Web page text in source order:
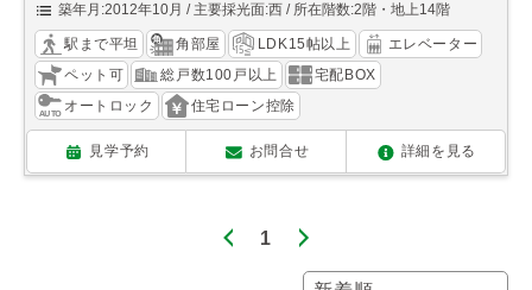
築年月:2012年10月
主要採光面:西 所在階数:2階・地上14階
駅まで平坦 角部屋 LDK15帖以上
エレベーター
ペット可
総戸数100戸以上
宅配BOX
オートロック
住宅ローン控除
見学予約 お問合せ 詳細を見る
1